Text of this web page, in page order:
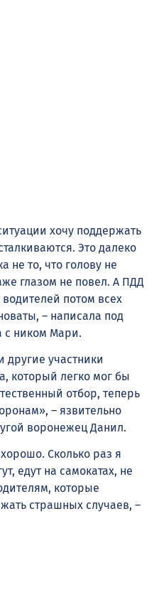
хочу поддержать
Это далеко
не то, что голову не
глазом не повел. А ПДД
потом всех
– написала под
с ником Мари.
другие участники
который легко мог бы
отбор, теперь
– язвительно
воронежец Данил.
Сколько раз я
едут на самокатах, не
которые
страшных случаев, –